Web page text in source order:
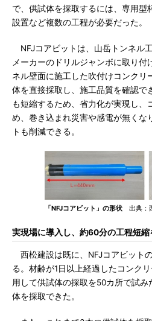
で、供試体を採取するには、専用型
設置など複数の工程が必要だった。
NFJコアビットは、山岳トンネル
メーカーのドリルジャンボに取り付
ネル壁面に施工した吹付けコンクリ
体を直接採取し、施工品質を確認で
も短縮するため、省力化が実現し、
め、巻き込まれ災害や感電が無くな
トも削減できる。
「NFJコアビット」の形状 出典：
実現場に導入し、約60分の工程短
西松建設は既に、NFJコアビット
る。材齢が1日以上経過したコンク
用して供試体の採取を50カ所で試
体を採取できた。